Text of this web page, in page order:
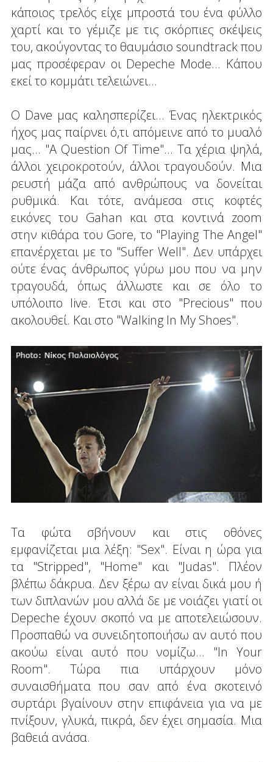
κάποιος τρελός είχε μπροστά του ένα φύλλο
χαρτί και το γέμιζε με τις σκόρπιες σκέψεις
του, ακούγοντας το θαυμάσιο soundtrack που
μας προσέφεραν οι Depeche Mode... Κάπου
εκεί το κομμάτι τελειώνει...
Ο Dave μας καλησπερίζει... Ένας ηλεκτρικός
ήχος μας παίρνει ό,τι απόμεινε από το μυαλό
μας... "A Question Of Time"... Τα χέρια ψηλά,
άλλοι χειροκροτούν, άλλοι τραγουδούν. Μια
ρευστή μάζα από ανθρώπους να δονείται
ρυθμικά. Και τότε, ανάμεσα στις κοφτές
εικόνες του Gahan και στα κοντινά zoom
στην κιθάρα του Gore, το "Playing The Angel"
επανέρχεται με το "Suffer Well". Δεν υπάρχει
ούτε ένας άνθρωπος γύρω μου που να μην
τραγουδά, όπως άλλωστε και σε όλο το
υπόλοιπο live. Έτσι και στο "Precious" που
ακολουθεί. Και στο "Walking In My Shoes".
Τα φώτα σβήνουν και στις οθόνες
εμφανίζεται μια λέξη: "Sex". Είναι η ώρα για
τα "Stripped", "Home" και "Judas". Πλέον
βλέπω δάκρυα. Δεν ξέρω αν είναι δικά μου ή
των διπλανών μου αλλά δε με νοιάζει γιατί οι
Depeche έχουν σκοπό να με αποτελειώσουν.
Προσπαθώ να συνειδητοποιήσω αν αυτό που
ακούω είναι αυτό που νομίζω... "In Your
Room". Τώρα πια υπάρχουν μόνο
συναισθήματα που σαν από ένα σκοτεινό
συρτάρι βγαίνουν στην επιφάνεια για να με
πνίξουν, γλυκά, πικρά, δεν έχει σημασία. Μια
βαθειά ανάσα.